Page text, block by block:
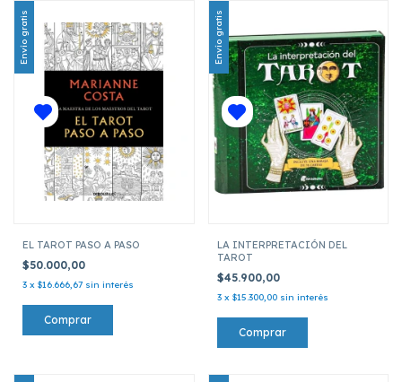
Envío gratis
EL TAROT PASO A PASO
$50.000,00
3 x $16.666,67 sin interés
Envío gratis
LA INTERPRETACIÓN DEL
TAROT
$45.900,00
3 x $15.300,00 sin interés